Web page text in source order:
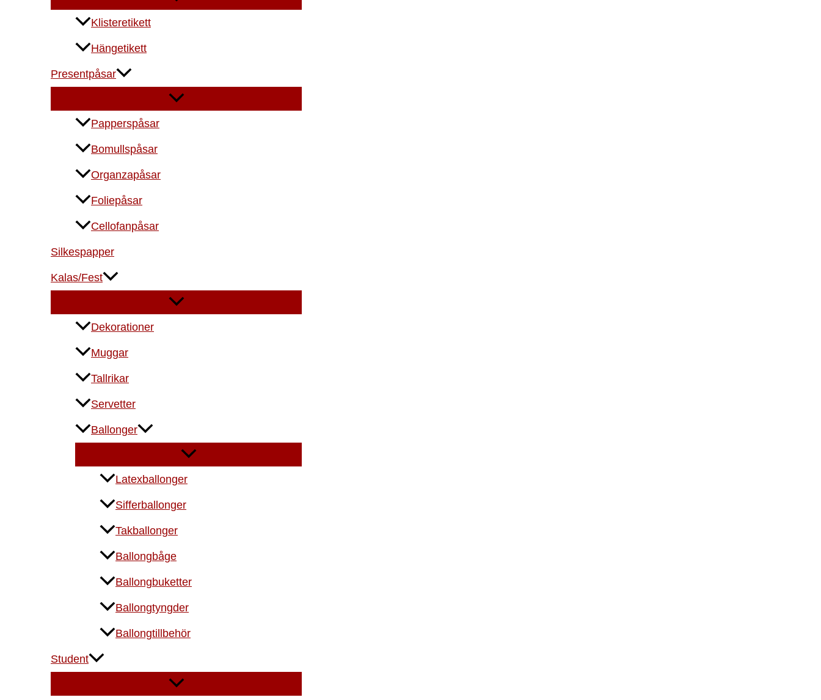
Klisteretikett
Hängetikett
Presentpåsar
Papperspåsar
Bomullspåsar
Organzapåsar
Foliepåsar
Cellofanpåsar
Silkespapper
Kalas/Fest
Dekorationer
Muggar
Tallrikar
Servetter
Ballonger
Latexballonger
Sifferballonger
Takballonger
Ballongbåge
Ballongbuketter
Ballongtyngder
Ballongtillbehör
Student